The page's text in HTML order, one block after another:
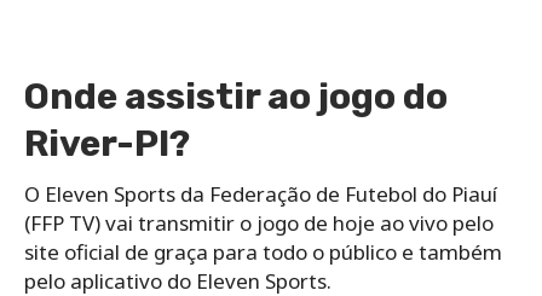
Onde assistir ao jogo do
River-PI?
O Eleven Sports da Federação de Futebol do Piauí
(FFP TV) vai transmitir o jogo de hoje ao vivo pelo
site oficial de graça para todo o público e também
pelo aplicativo do Eleven Sports.